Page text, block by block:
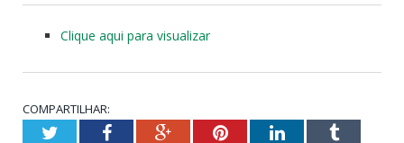
Clique aqui para visualizar
COMPARTILHAR:
TwitterFacebookGoogle+PinterestLinkedInTumblr